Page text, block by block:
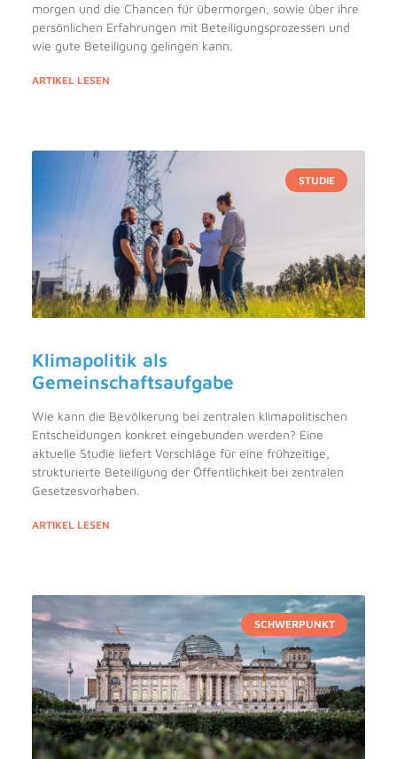
morgen und die Chancen für übermorgen, sowie über ihre
persönlichen Erfahrungen mit Beteiligungsprozessen und
wie gute Beteiligung gelingen kann.
ARTIKEL LESEN
STUDIE
Klimapolitik als
Gemeinschaftsaufgabe
Wie kann die Bevölkerung bei zentralen klimapolitischen
Entscheidungen konkret eingebunden werden? Eine
aktuelle Studie liefert Vorschläge für eine frühzeitige,
strukturierte Beteiligung der Öffentlichkeit bei zentralen
Gesetzesvorhaben.
ARTIKEL LESEN
SCHWERPUNKT